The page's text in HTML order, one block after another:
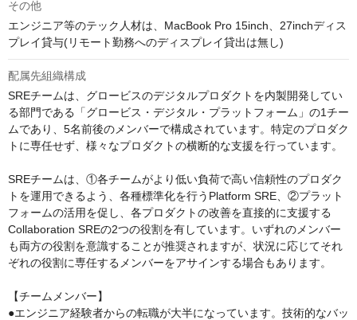
その他
エンジニア等のテック人材は、MacBook Pro 15inch、27inchディス
プレイ貸与(リモート勤務へのディスプレイ貸出は無し)
配属先組織構成
SREチームは、グロービスのデジタルプロダクトを内製開発してい
る部門である「グロービス・デジタル・プラットフォーム」の1チー
ムであり、5名前後のメンバーで構成されています。特定のプロダク
トに専任せず、様々なプロダクトの横断的な支援を行っています。
SREチームは、①各チームがより低い負荷で高い信頼性のプロダク
トを運用できるよう、各種標準化を行うPlatform SRE、②プラット
フォームの活用を促し、各プロダクトの改善を直接的に支援する
Collaboration SREの2つの役割を有しています。いずれのメンバー
も両方の役割を意識することが推奨されますが、状況に応じてそれ
ぞれの役割に専任するメンバーをアサインする場合もあります。
【チームメンバー】
●エンジニア経験者からの転職が大半になっています。技術的なバッ